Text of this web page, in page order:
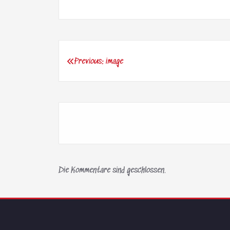
Beitragsnavigation
Previous: image
Die Kommentare sind geschlossen.